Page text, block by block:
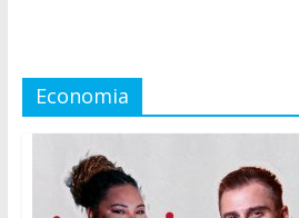
Economia